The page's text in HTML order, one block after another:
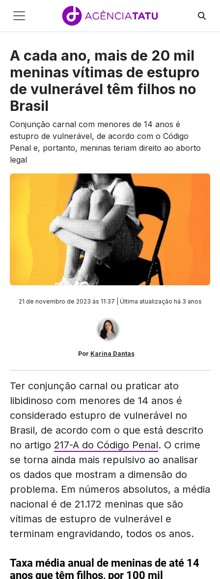
Pular para o conteúdo
Main
Navigation
A cada ano, mais de 20 mil
meninas vítimas de estupro
de vulnerável têm filhos no
Brasil
Conjunção carnal com menores de 14 anos é
estupro de vulnerável, de acordo com o Código
Penal e, portanto, meninas teriam direito ao aborto
legal
21 de novembro de 2023 às 11:37 | Última atualização há 3 anos
Por Karina Dantas
Ter conjunção carnal ou praticar ato
libidinoso com menores de 14 anos é
considerado estupro de vulnerável no
Brasil, de acordo com o que está descrito
no artigo 217-A do Código Penal. O crime
se torna ainda mais repulsivo ao analisar
os dados que mostram a dimensão do
problema. Em números absolutos, a média
nacional é de 21.172 meninas que são
vítimas de estupro de vulnerável e
terminam engravidando, todos os anos.